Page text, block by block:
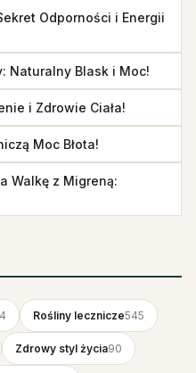
Odporności i Energii
Naturalny Blask i Moc!
i Zdrowie Ciała!
Moc Błota!
Walkę z Migreną:
Rośliny lecznicze545
Zdrowy styl życia90